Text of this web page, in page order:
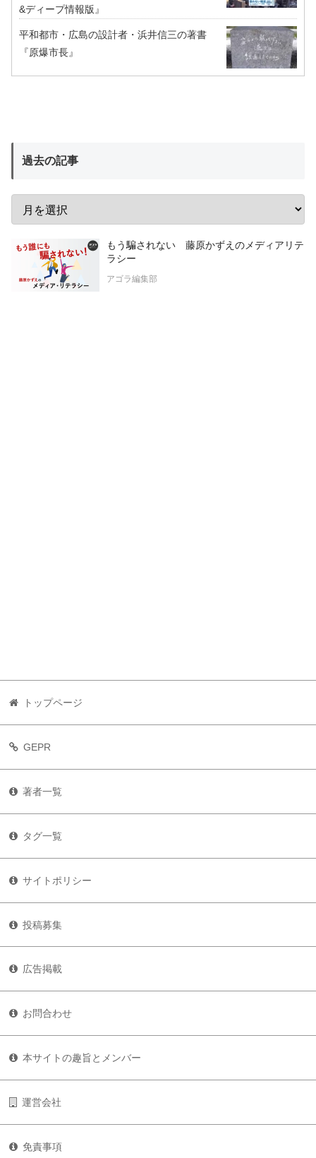
&ディープ情報版』
平和都市・広島の設計者・浜井信三の著書
『原爆市長』
過去の記事
もう騙されない 藤原かずえのメディアリテ
ラシー
アゴラ編集部
トップページ
GEPR
著者一覧
タグ一覧
サイトポリシー
投稿募集
広告掲載
お問合わせ
本サイトの趣旨とメンバー
運営会社
免責事項